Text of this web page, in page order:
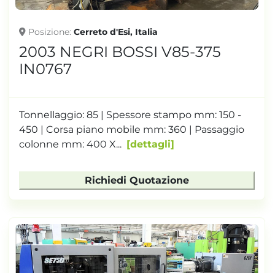
Posizione Cerreto d'Esi, Italia
2003 NEGRI BOSSI V85-375
IN0767
Tonnellaggio: 85 | Spessore stampo mm: 150 -
450 | Corsa piano mobile mm: 360 | Passaggio
colonne mm: 400 X...
dettagli
Richiedi Quotazione